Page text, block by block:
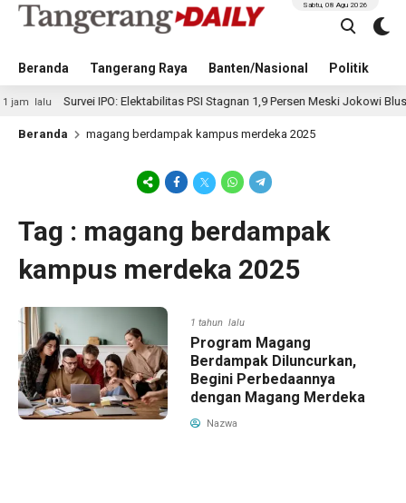
Beranda Tangerang Raya Banten/Nasional Politik
Sabtu, 08 Agu 2026
Survei IPO: Elektabilitas PSI Stagnan 1,9 Persen Meski Jokowi Blusukan
Beranda magang berdampak kampus merdeka 2025
Tag : magang berdampak
kampus merdeka 2025
1 tahun lalu
Program Magang
Berdampak Diluncurkan,
Begini Perbedaannya
dengan Magang Merdeka
Nazwa